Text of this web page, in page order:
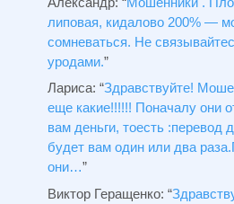
липовая, кидалово 200% —
сомневаться. Не
уродами.”
Лариса: “Здравствуйтe!
еще какие!!!!!! Поначалу они
вам деньги, тоесть :перевод
будет вам один или два
они…”
Виктор Геращенко: “